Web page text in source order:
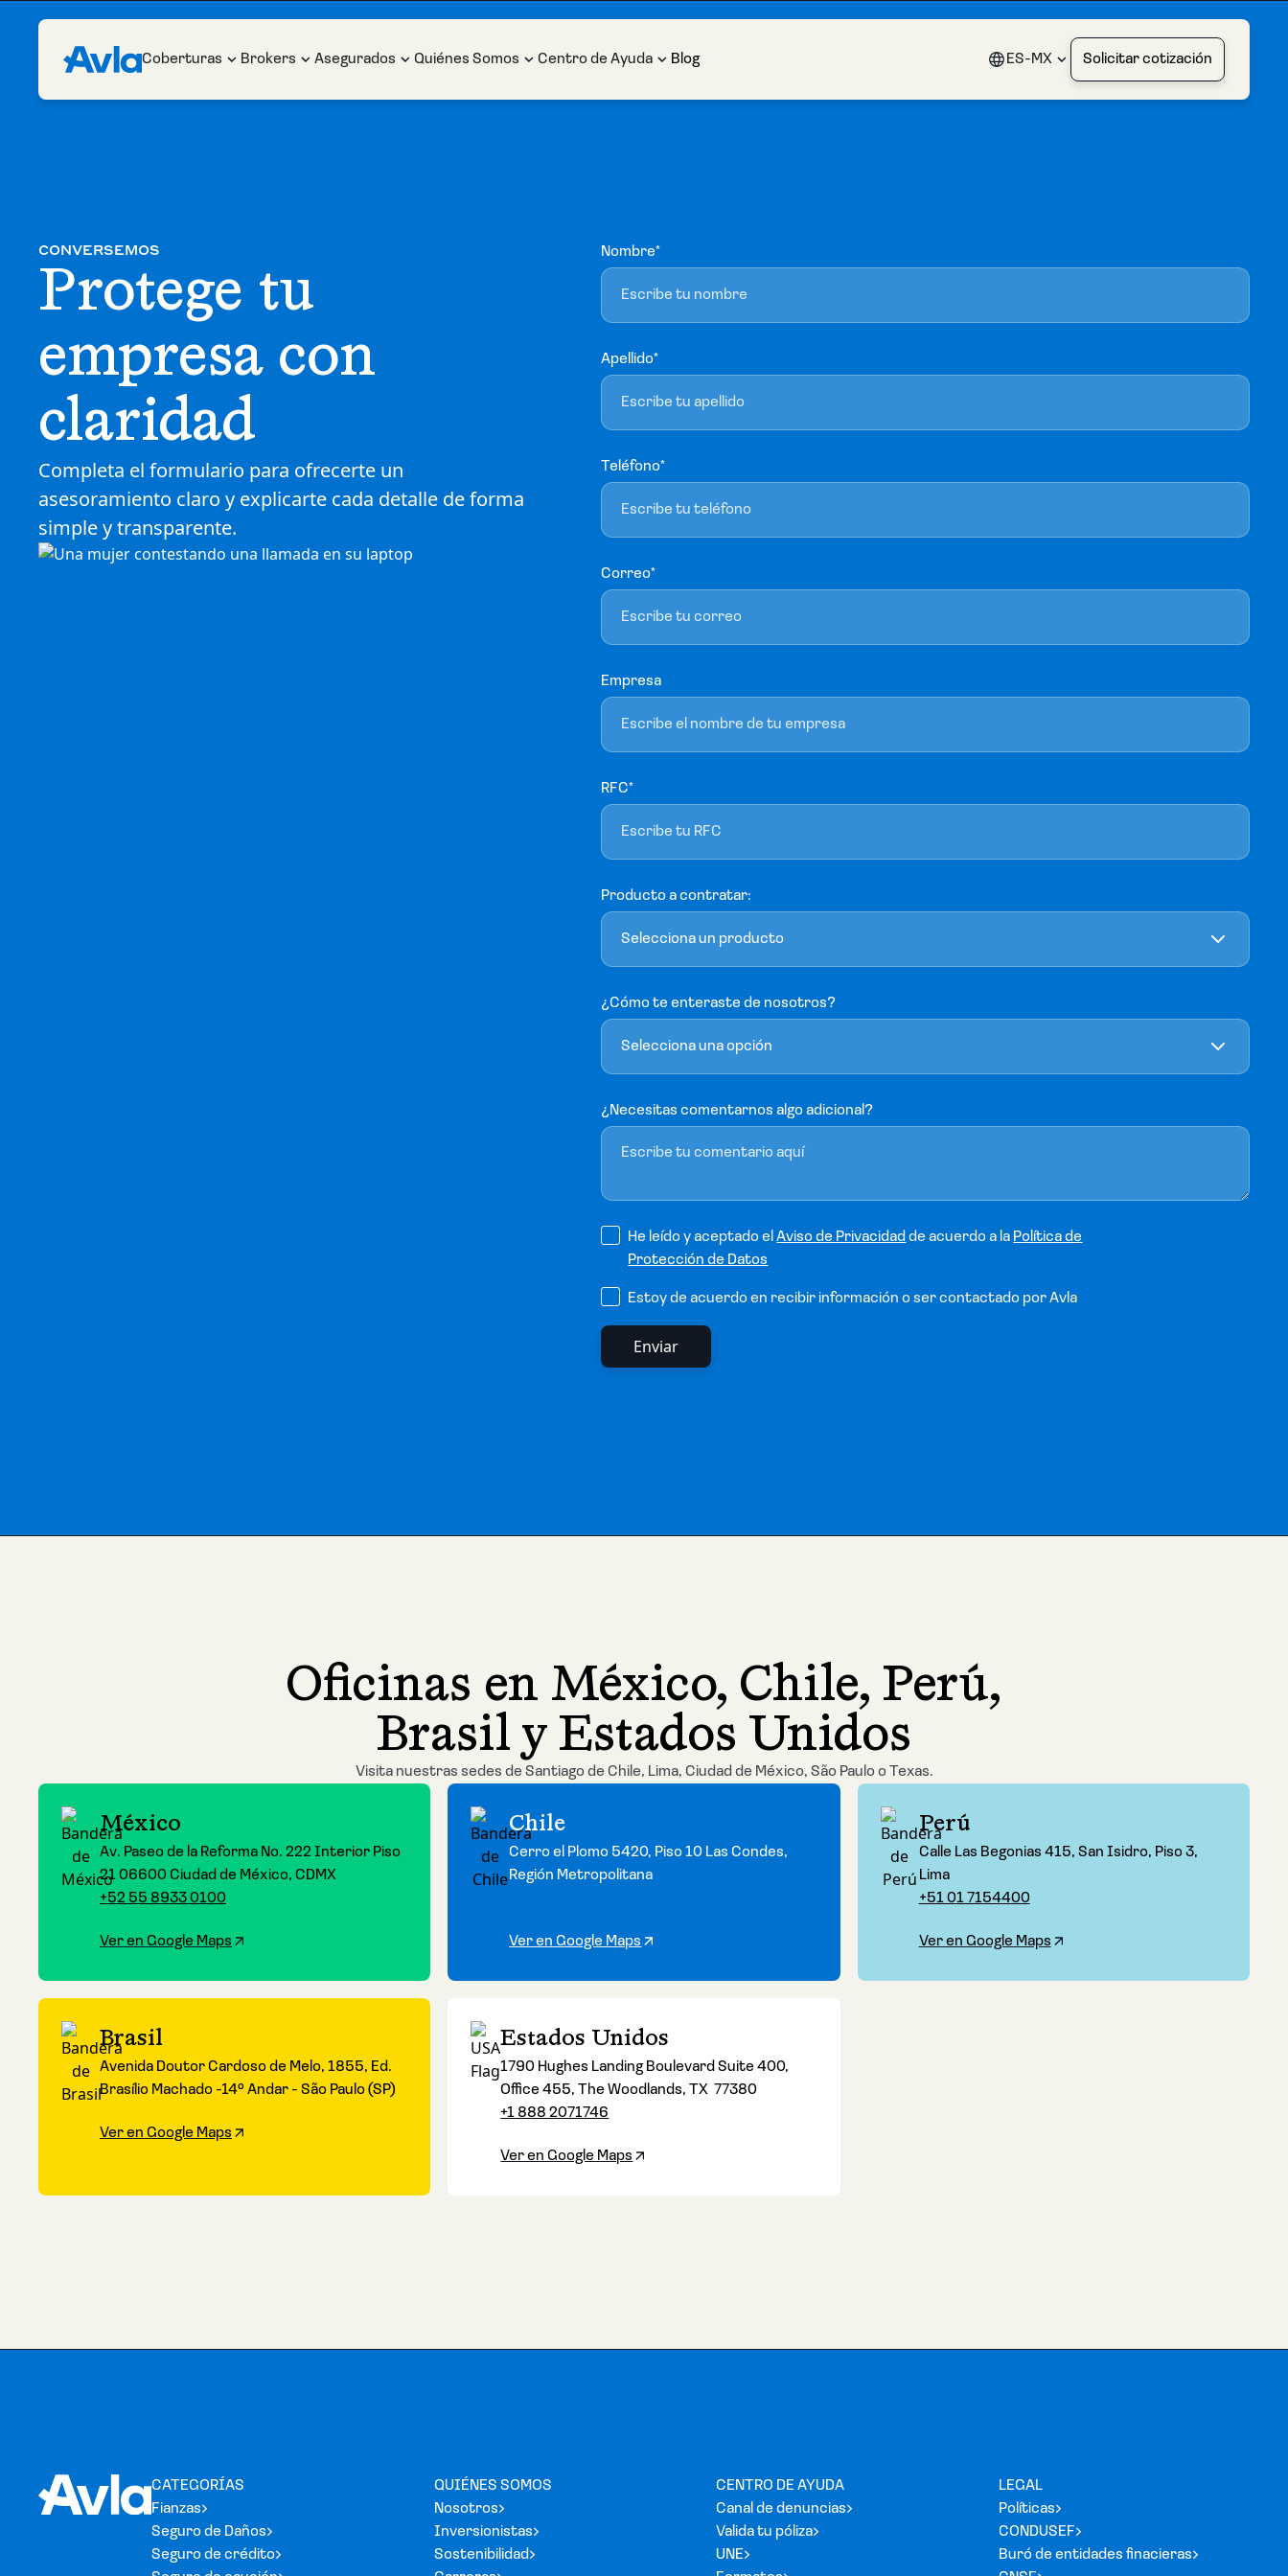
Coberturas Brokers Asegurados Quiénes Somos Centro de Ayuda Blog ES-MX Solicitar cotización
CONVERSEMOS
Protege tu
empresa con
claridad
Completa el formulario para ofrecerte un
asesoramiento claro y explicarte cada detalle de forma
simple y transparente.
Nombre*
Apellido*
Teléfono*
Correo*
Empresa
RFC*
Producto a contratar:
Selecciona un producto
¿Cómo te enteraste de nosotros?
Selecciona una opción
¿Necesitas comentarnos algo adicional?
He leído y aceptado elAviso de Privacidad de acuerdo a la Política de
Protección de Datos
Estoy de acuerdo en recibir información o ser contactado por Avla
Oficinas en México, Chile, Perú,
Brasil y Estados Unidos
Visita nuestras sedes de Santiago de Chile, Lima, Ciudad de México, São Paulo o Texas.
México
Av. Paseo de la Reforma No. 222 Interior Piso
21 06600 Ciudad de México, CDMX
+52 55 8933 0100
Ver en Google Maps
Chile
Cerro el Plomo 5420, Piso 10 Las Condes,
Región Metropolitana
Ver en Google Maps
Perú
Calle Las Begonias 415, San Isidro, Piso 3,
Lima
+51 01 7154400
Ver en Google Maps
Brasil
Avenida Doutor Cardoso de Melo, 1855, Ed.
Brasílio Machado -14º Andar - São Paulo (SP)
Ver en Google Maps
Estados Unidos
1790 Hughes Landing Boulevard Suite 400,
Office 455, The Woodlands, TX 77380
+1 888 2071746
Ver en Google Maps
CATEGORÍAS
Fianzas
Seguro de Daños
Seguro de crédito
QUIÉNES SOMOS
Nosotros
Inversionistas
Sostenibilidad
CENTRO DE AYUDA
Canal de denuncias
Valida tu póliza
UNE
LEGAL
Políticas
CONDUSEF
Buró de entidades finacieras